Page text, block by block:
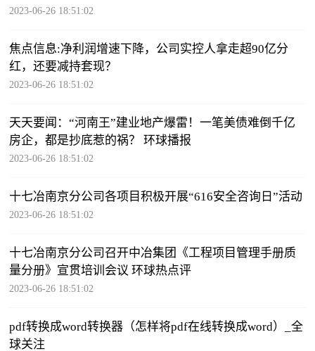
2023-06-26 18:51:02
焦点信息:净利润增速下降，公司实控人拿走超90亿分
红，还要减持套现？
2023-06-26 18:51:02
天天要闻：“河南王”建业地产爆雷！一笔美债难倒千亿
房企，都是抄底惹的祸？ 环球播报
2023-06-26 18:51:02
十七冶南京分公司各项目积极开展“616安全咨询日”活动
2023-06-26 18:51:02
十七冶南京分公司召开中冶集团《工程项目管理手册质
量分册》宣贯培训会议 环球热点评
2023-06-26 18:51:02
pdf转换成word转换器（怎样将pdf在线转换成word）_全
球关注